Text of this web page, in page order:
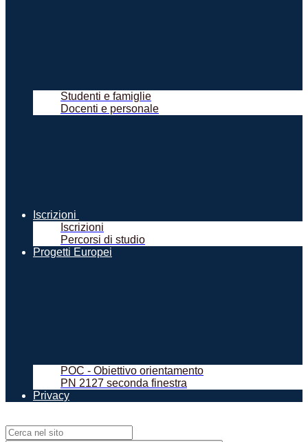
Studenti e famiglie
Docenti e personale
Iscrizioni
Iscrizioni
Percorsi di studio
Progetti Europei
POC - Obiettivo orientamento
PN 2127 seconda finestra
Privacy